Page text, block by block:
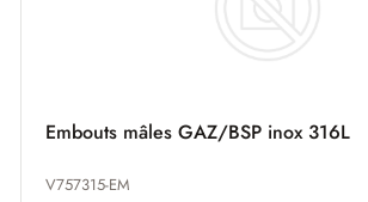
Embouts mâles GAZ/BSP inox 316L
V757315-EM